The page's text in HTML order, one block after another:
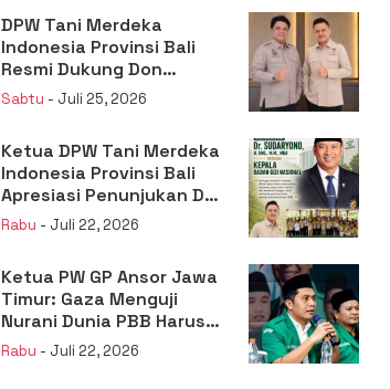
DPW Tani Merdeka
Indonesia Provinsi Bali
Resmi Dukung Don
Muzakir Mengisi Jabatan
Wakil Menteri Pertanian
Sabtu - Juli 25, 2026
Ketua DPW Tani Merdeka
Indonesia Provinsi Bali
Apresiasi Penunjukan Dr.
Sudaryono sebagai
Kepala Badan Gizi
Rabu - Juli 22, 2026
Ketua PW GP Ansor Jawa
Timur: Gaza Menguji
Nurani Dunia PBB Harus
Reformasi Total atau
Kehilangan Legitimasi
Rabu - Juli 22, 2026